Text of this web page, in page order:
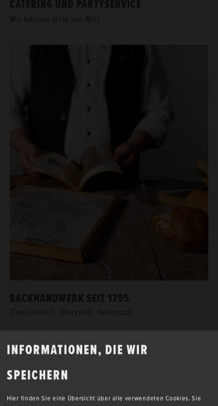
INFORMATIONEN, DIE WIR
SPEICHERN
Hier finden Sie eine Übersicht über alle verwendeten Cookies. Sie